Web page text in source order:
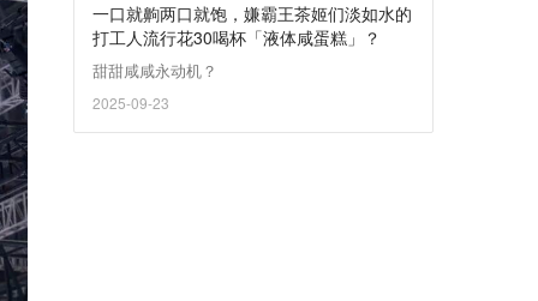
一口就齁两口就饱，嫌霸王茶姬们淡如水的
打工人流行花30喝杯「液体咸蛋糕」？
甜甜咸咸永动机？
2025-09-23